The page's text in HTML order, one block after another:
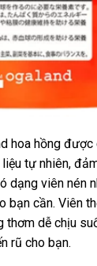
hoa hồng
tự nhiên,
dạng viên nén
bạn cần. Viên
thơm dễ chịu
rũ cho bạn.